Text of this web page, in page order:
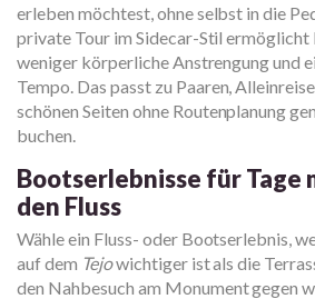
erleben möchtest, ohne selbst in die
private Tour im Sidecar-Stil
weniger körperliche Anstrengung und
Tempo. Das passt zu Paaren,
schönen Seiten ohne Routenplanung
buchen.
Bootserlebnisse für Tage
den Fluss
Wähle ein Fluss- oder Bootserlebnis,
auf dem Tejowichtiger ist als die
den Nahbesuch am Monument gegen